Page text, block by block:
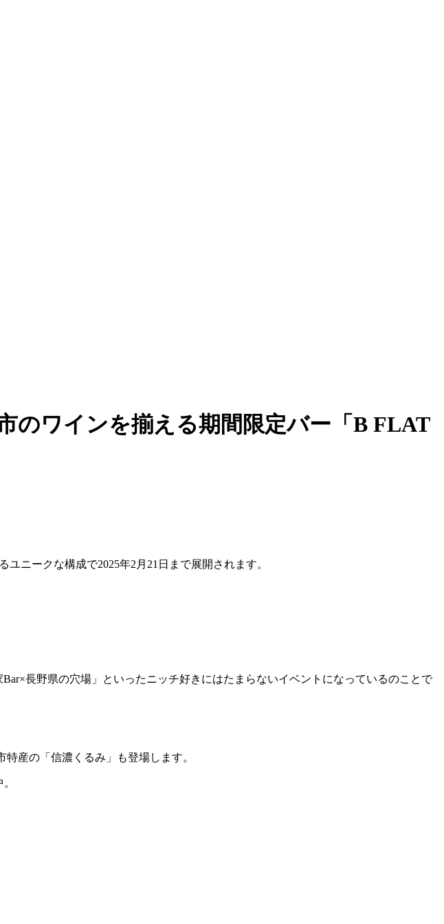
のワインを揃える期間限定バー「B FLAT
ニークな構成で2025年2月21日まで展開されます。
長野県の穴場」といったニッチ好きにはたまらないイベントになっているのことで
産の「信濃くるみ」も登場します。